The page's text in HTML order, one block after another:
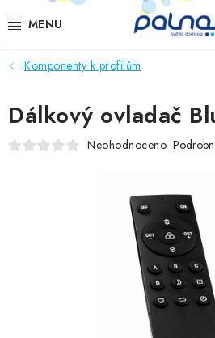
na
OSVĚTLENÍ INTERIÉRU
LED
VENKOVNÍ OSVĚTLENÍ
Komponenty k profilům
Dálkový ovladač
Neohodnoceno